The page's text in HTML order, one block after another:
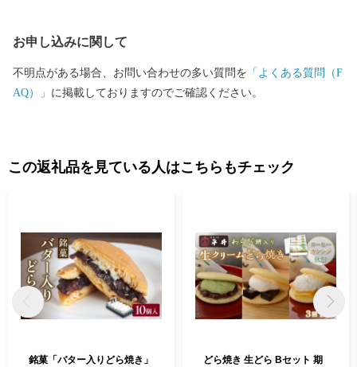
お申し込みに関して
不明点がある場合、お問い合わせの多い質問を 「よくある質問（F
AQ）」 に掲載しておりますのでご確認ください。
この返礼品を見ている人はこちらもチェック
銘菓「バター入りどら焼き」
どら焼き 生どら Bセット 期